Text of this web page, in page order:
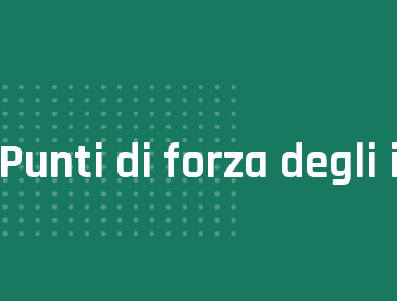
Punti di forza degli